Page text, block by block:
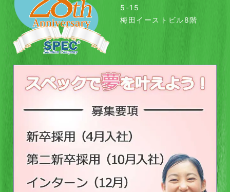
5-15
梅田イーストビル8階